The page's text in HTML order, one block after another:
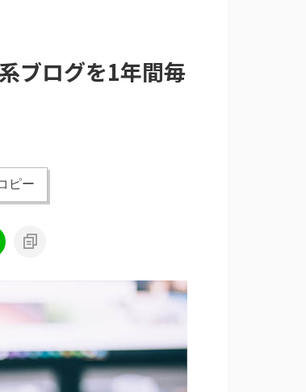
ブログを1年間毎
ピー